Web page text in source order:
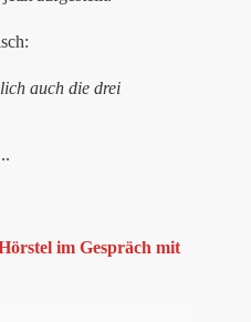
auch die drei
im Gespräch mit